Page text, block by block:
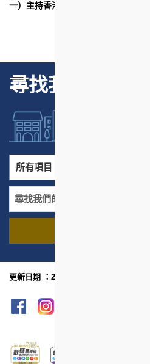
一）主持香港首個房地產科技共享工
尋找我們的項目
所有項目
網頁指南
更新日期 ：2023年8月